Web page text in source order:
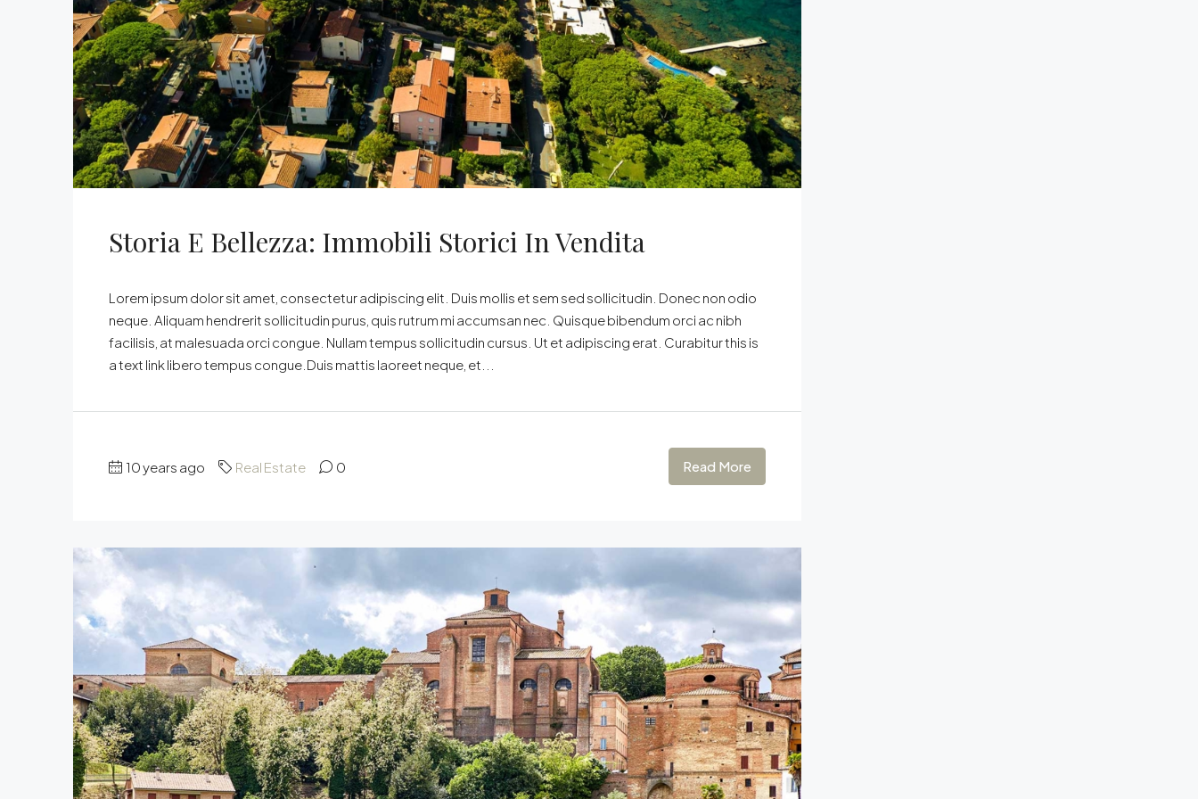
Storia E Bellezza: Immobili Storici In Vendita
Lorem ipsum dolor sit amet, consectetur adipiscing elit. Duis mollis et sem sed sollicitudin. Donec non odio
neque. Aliquam hendrerit sollicitudin purus, quis rutrum mi accumsan nec. Quisque bibendum orci ac nibh
facilisis, at malesuada orci congue. Nullam tempus sollicitudin cursus. Ut et adipiscing erat. Curabitur this is
a text link libero tempus congue.Duis mattis laoreet neque, et...
10 years ago Real Estate 0 Read More